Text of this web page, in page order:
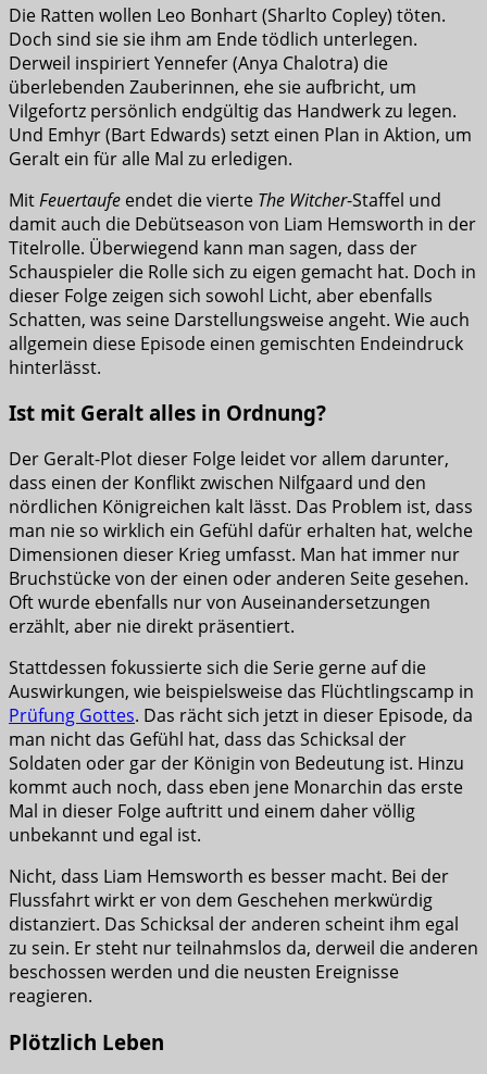
Die Ratten wollen Leo Bonhart (Sharlto Copley) töten.
Doch sind sie sie ihm am Ende tödlich unterlegen.
Derweil inspiriert Yennefer (Anya Chalotra) die
überlebenden Zauberinnen, ehe sie aufbricht, um
Vilgefortz persönlich endgültig das Handwerk zu legen.
Und Emhyr (Bart Edwards) setzt einen Plan in Aktion, um
Geralt ein für alle Mal zu erledigen.
MitFeuertaufe endet die vierte The Witcher-Staffel und
damit auch die Debütseason von Liam Hemsworth in der
Titelrolle. Überwiegend kann man sagen, dass der
Schauspieler die Rolle sich zu eigen gemacht hat. Doch in
dieser Folge zeigen sich sowohl Licht, aber ebenfalls
Schatten, was seine Darstellungsweise angeht. Wie auch
allgemein diese Episode einen gemischten Endeindruck
hinterlässt.
Ist mit Geralt alles in Ordnung?
Der Geralt-Plot dieser Folge leidet vor allem darunter,
dass einen der Konflikt zwischen Nilfgaard und den
nördlichen Königreichen kalt lässt. Das Problem ist, dass
man nie so wirklich ein Gefühl dafür erhalten hat, welche
Dimensionen dieser Krieg umfasst. Man hat immer nur
Bruchstücke von der einen oder anderen Seite gesehen.
Oft wurde ebenfalls nur von Auseinandersetzungen
erzählt, aber nie direkt präsentiert.
Stattdessen fokussierte sich die Serie gerne auf die
Auswirkungen, wie beispielsweise das Flüchtlingscamp in
Prüfung Gottes. Das rächt sich jetzt in dieser Episode, da
man nicht das Gefühl hat, dass das Schicksal der
Soldaten oder gar der Königin von Bedeutung ist. Hinzu
kommt auch noch, dass eben jene Monarchin das erste
Mal in dieser Folge auftritt und einem daher völlig
unbekannt und egal ist.
Nicht, dass Liam Hemsworth es besser macht. Bei der
Flussfahrt wirkt er von dem Geschehen merkwürdig
distanziert. Das Schicksal der anderen scheint ihm egal
zu sein. Er steht nur teilnahmslos da, derweil die anderen
beschossen werden und die neusten Ereignisse
reagieren.
Plötzlich Leben